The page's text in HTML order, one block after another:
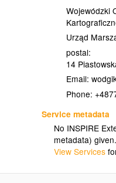
Wojewódzki
Urząd
postal:
14
Email:
Phone:
Service metadata
No INSPIRE
metadata)
View Services